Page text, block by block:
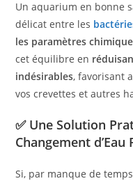
Un aquarium en bonne
délicat entre les
les paramètres
cet équilibre en
indésirables, favorisant
vos crevettes et autres
✅ Une Solution
Changement d’Eau
Si, par manque de